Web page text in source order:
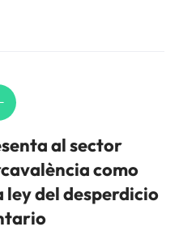
al sector
como
ley del desperdicio